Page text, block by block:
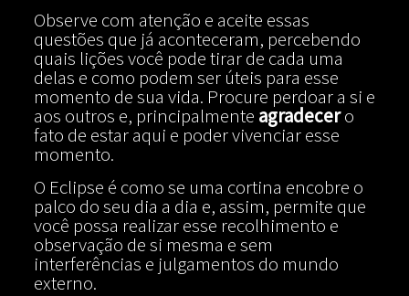
Observe com atenção e aceite essas
questões que já aconteceram, percebendo
quais lições você pode tirar de cada uma
delas e como podem ser úteis para esse
momento de sua vida. Procure perdoar a si e
aos outros e, principalmente agradecero
fato de estar aqui e poder vivenciar esse
momento.
O Eclipse é como se uma cortina encobre o
palco do seu dia a dia e, assim, permite que
você possa realizar esse recolhimento e
observação de si mesma e sem
interferências e julgamentos do mundo
externo.